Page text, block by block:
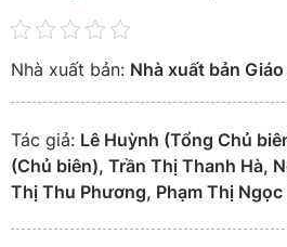
Nhà xuất bản: Nhà xuất bản
Tác giả: Lê Huỳnh (Tổng Chủ
(Chủ biên), Trần Thị Thanh Hà,
Thị Thu Phương, Phạm Thị